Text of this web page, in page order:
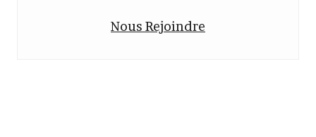
Nous Rejoindre